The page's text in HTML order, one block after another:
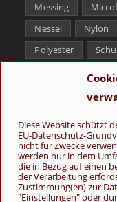
Diese Website schützt
EU-Datenschutz-
nicht für Zwecke
werden nur in dem
die in Bezug auf einen
der Verarbeitung
Zustimmung(en) zur
"Einstellungen" oder
Messing
Nessel
Nylon
Polyester
Yak
Folge uns